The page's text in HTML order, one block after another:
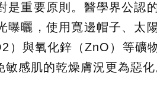
重要原則。醫學界公認
曬，使用寬邊帽子、太
）與氧化鋅（ZnO）等礦
感肌的乾燥膚況更為惡化